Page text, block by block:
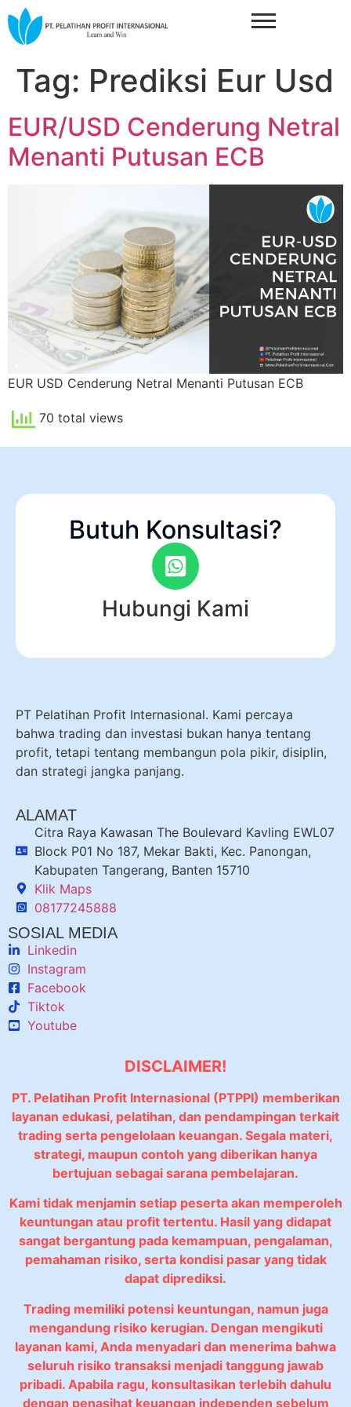
Tag: Prediksi Eur Usd
EUR/USD Cenderung Netral
Menanti Putusan ECB
EUR USD Cenderung Netral Menanti Putusan ECB
70 total views
Butuh Konsultasi?
Hubungi Kami
PT Pelatihan Profit Internasional. Kami percaya
bahwa trading dan investasi bukan hanya tentang
profit, tetapi tentang membangun pola pikir, disiplin,
dan strategi jangka panjang.
ALAMAT
Citra Raya Kawasan The Boulevard Kavling EWL07
Block P01 No 187, Mekar Bakti, Kec. Panongan,
Kabupaten Tangerang, Banten 15710
Klik Maps
08177245888
SOSIAL MEDIA
Linkedin
Instagram
Facebook
Tiktok
Youtube
DISCLAIMER!
PT. Pelatihan Profit Internasional (PTPPI) memberikan
layanan edukasi, pelatihan, dan pendampingan terkait
trading serta pengelolaan keuangan. Segala materi,
strategi, maupun contoh yang diberikan hanya
bertujuan sebagai sarana pembelajaran.
Kami tidak menjamin setiap peserta akan memperoleh
keuntungan atau profit tertentu. Hasil yang didapat
sangat bergantung pada kemampuan, pengalaman,
pemahaman risiko, serta kondisi pasar yang tidak
dapat diprediksi.
Trading memiliki potensi keuntungan, namun juga
mengandung risiko kerugian. Dengan mengikuti
layanan kami, Anda menyadari dan menerima bahwa
seluruh risiko transaksi menjadi tanggung jawab
pribadi. Apabila ragu, konsultasikan terlebih dahulu
dengan penasihat keuangan independen sebelum